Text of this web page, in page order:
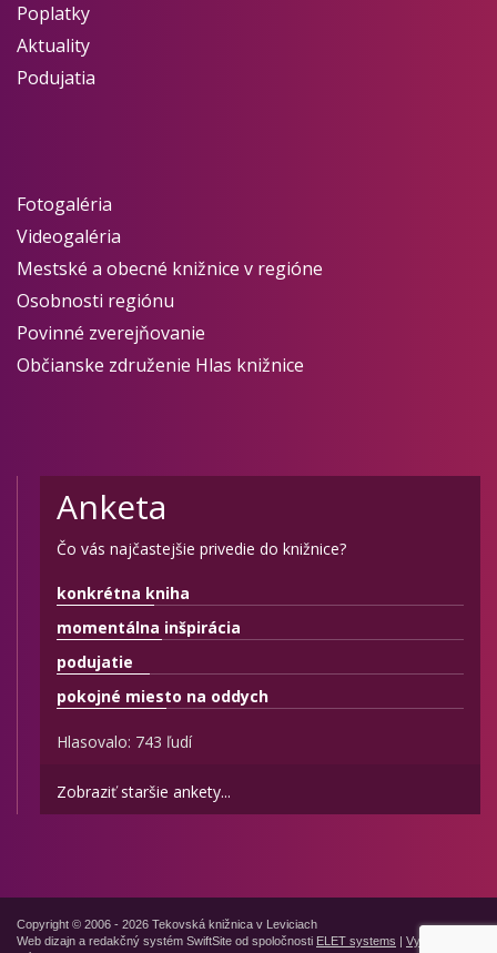
Poplatky
Aktuality
Podujatia
Fotogaléria
Videogaléria
Mestské a obecné knižnice v regióne
Osobnosti regiónu
Povinné zverejňovanie
Občianske združenie Hlas knižnice
Anketa
Čo vás najčastejšie privedie do knižnice?
konkrétna kniha
momentálna inšpirácia
podujatie
pokojné miesto na oddych
Hlasovalo: 743 ľudí
Zobraziť staršie ankety...
Copyright © 2006 - 2026 Tekovská knižnica v Leviciach
Web dizajn a redakčný systém SwiftSite od spoločnosti ELET systems | Vyhlásenie o